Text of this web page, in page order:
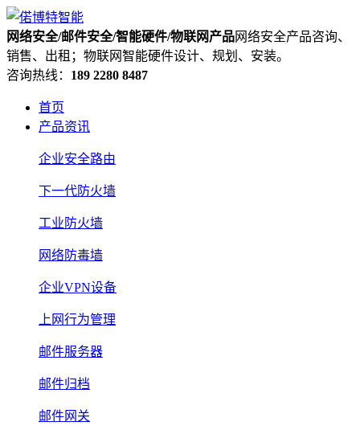
网络安全/邮件安全/智能硬件/物联网产品网络安全产品咨询、
销售、出租；物联网智能硬件设计、规划、安装。
咨询热线： 189 2280 8487
首页
产品资讯
企业安全路由
下一代防火墙
工业防火墙
网络防毒墙
企业VPN设备
上网行为管理
邮件服务器
邮件归档
邮件网关